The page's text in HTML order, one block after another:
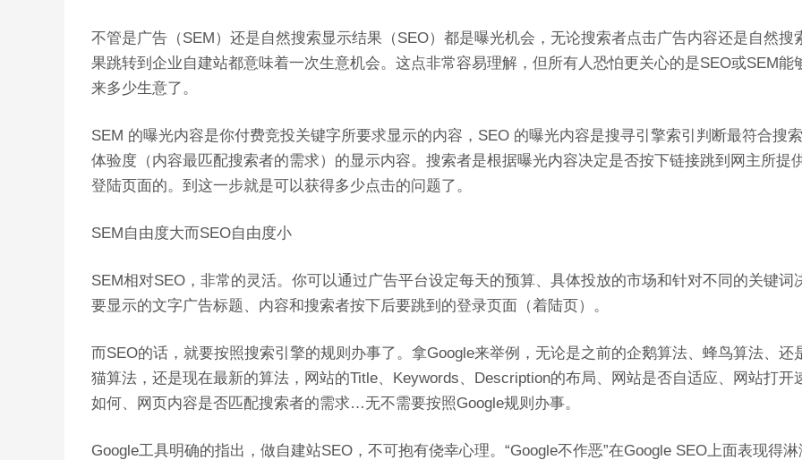
不管是广告（SEM）还是自然搜索显示结果（SEO）都是曝光机会，无论搜索者点击广告内容还是自然搜
果跳转到企业自建站都意味着一次生意机会。这点非常容易理解，但所有人恐怕更关心的是SEO或SEM能
来多少生意了。
SEM 的曝光内容是你付费竞投关键字所要求显示的内容，SEO 的曝光内容是搜寻引擎索引判断最符合搜
体验度（内容最匹配搜索者的需求）的显示内容。搜索者是根据曝光内容决定是否按下链接跳到网主所提
登陆页面的。到这一步就是可以获得多少点击的问题了。
SEM自由度大而SEO自由度小
SEM相对SEO，非常的灵活。你可以通过广告平台设定每天的预算、具体投放的市场和针对不同的关键词
要显示的文字广告标题、内容和搜索者按下后要跳到的登录页面（着陆页）。
而SEO的话，就要按照搜索引擎的规则办事了。拿Google来举例，无论是之前的企鹅算法、蜂鸟算法、还
猫算法，还是现在最新的算法，网站的Title、Keywords、Description的布局、网站是否自适应、网站打开
如何、网页内容是否匹配搜索者的需求…无不需要按照Google规则办事。
Google工具明确的指出，做自建站SEO，不可抱有侥幸心理。“Google不作恶”在Google SEO上面表现得淋